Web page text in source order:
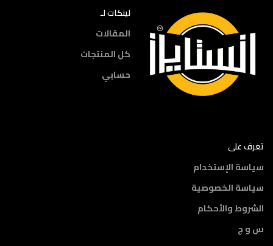
لينكات لـ
المقالات
كل المنتجات
حسابي
تعرف على
سياسة الإستخدام
سياسة الخصوصية
الشروط والأحكام
س و ج